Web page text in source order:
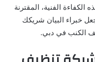
الفنية، المقترنة
خبراء البيان شريكك
الكنب في دبي.